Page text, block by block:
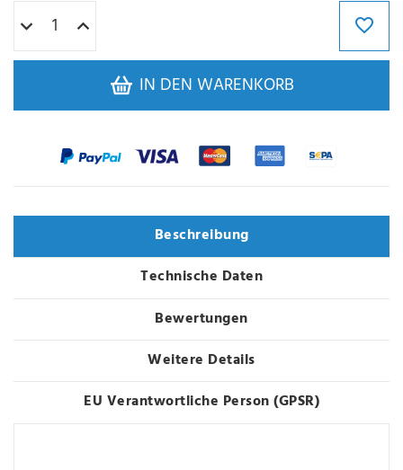
IN DEN WARENKORB
Beschreibung
Technische Daten
Bewertungen
Weitere Details
EU Verantwortliche Person (GPSR)